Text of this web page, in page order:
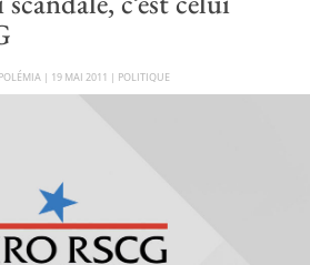
| 19 MAI 2011 | POLITIQUE